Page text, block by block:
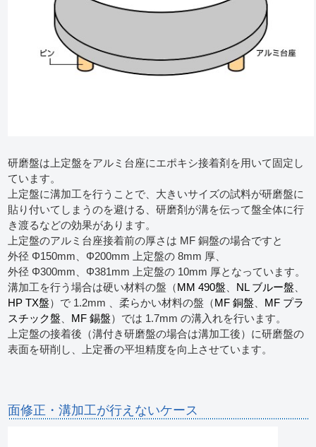
研磨盤は上定盤をアルミ台座にエポキシ接着剤を用いて固定し
ています。
上定盤に溝加工を行うことで、大きいサイズの試料が研磨盤に
貼り付いてしまうのを避ける、研磨剤が溝を伝って盤全体に行
き渡るなどの効果があります。
上定盤のアルミ台座接着前の厚さは MF 銅盤の場合ですと
外径 Φ150mm、Φ200mm 上定盤の 8mm 厚、
外径 Φ300mm、Φ381mm 上定盤の 10mm 厚となっています。
溝加工を行う場合は硬い材料の盤（ MM 490盤、 NL ブルー盤、
HP TX盤）で 1.2mm 、柔らかい材料の盤（ MF 銅盤、
MF プラ
スチック盤、 MF 錫盤）では 1.7mm の溝入れを行います。
上定盤の接着後（溝付き研磨盤の場合は溝加工後）に研磨盤の
表面を研削し、上定番の平坦精度を向上させています。
面修正・溝加工が行えないケース